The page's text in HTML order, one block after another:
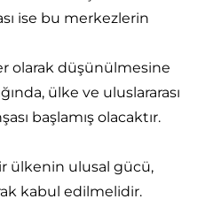
ise bu merkezlerin
olarak düşünülmesine
ülke ve uluslararası
başlamış olacaktır.
ülkenin ulusal gücü,
kabul edilmelidir.